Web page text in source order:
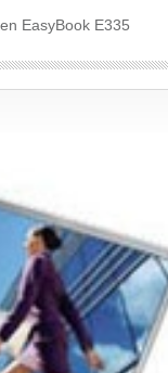
EasyBook E335